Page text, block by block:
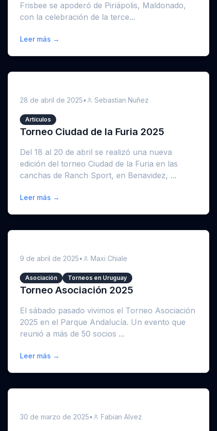
Frisbee se apoderó de Piriápolis, Maldonado,
con la celebración de la terce...
Leer más →
28 de abril de 2025• Sebastian Nuñez
Artículos
Torneo Ciudad de la Furia 2025
Del 18 al 20 de abril se realizó una nueva
edición del torneo Ciudad de la Furia en las
canchas de Ranch Sport, en Benavidez, ...
Leer más →
9 de abril de 2025• Maxi Chiale
Asociación Torneos en Uruguay
Torneo Asociación 2025
El sábado pasado vivimos el Torneo Asociación
2025 en el Parque Andalucía. Un evento que
reunió a más de 50 socios ...
Leer más →
30 de marzo de 2025• Fabian Alvez